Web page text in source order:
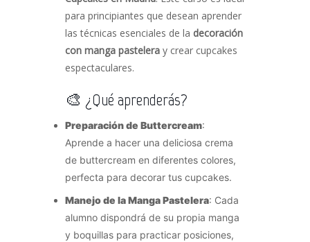
para principiantes que desean aprender
las técnicas esenciales de la decoración
con manga pastelera y crear cupcakes
espectaculares.
🎨 ¿Qué aprenderás?
Preparación de Buttercream:
Aprende a hacer una deliciosa crema
de buttercream en diferentes colores,
perfecta para decorar tus cupcakes.
Manejo de la Manga Pastelera: Cada
alumno dispondrá de su propia manga
y boquillas para practicar posiciones,